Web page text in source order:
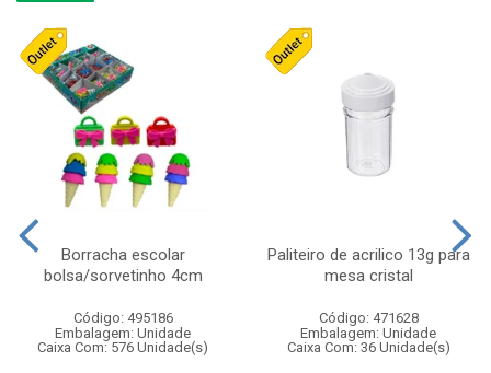
Borracha escolar
bolsa/sorvetinho 4cm
Código: 495186
Embalagem: Unidade
Caixa Com: 576 Unidade(s)
Paliteiro de acrilico 13g para
mesa cristal
Código: 471628
Embalagem: Unidade
Caixa Com: 36 Unidade(s)